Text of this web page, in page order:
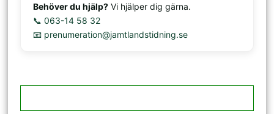
Behöver du hjälp? Vi hjälper dig gärna.
📞 063-14 58 32
📧 prenumeration@jamtlandstidning.se